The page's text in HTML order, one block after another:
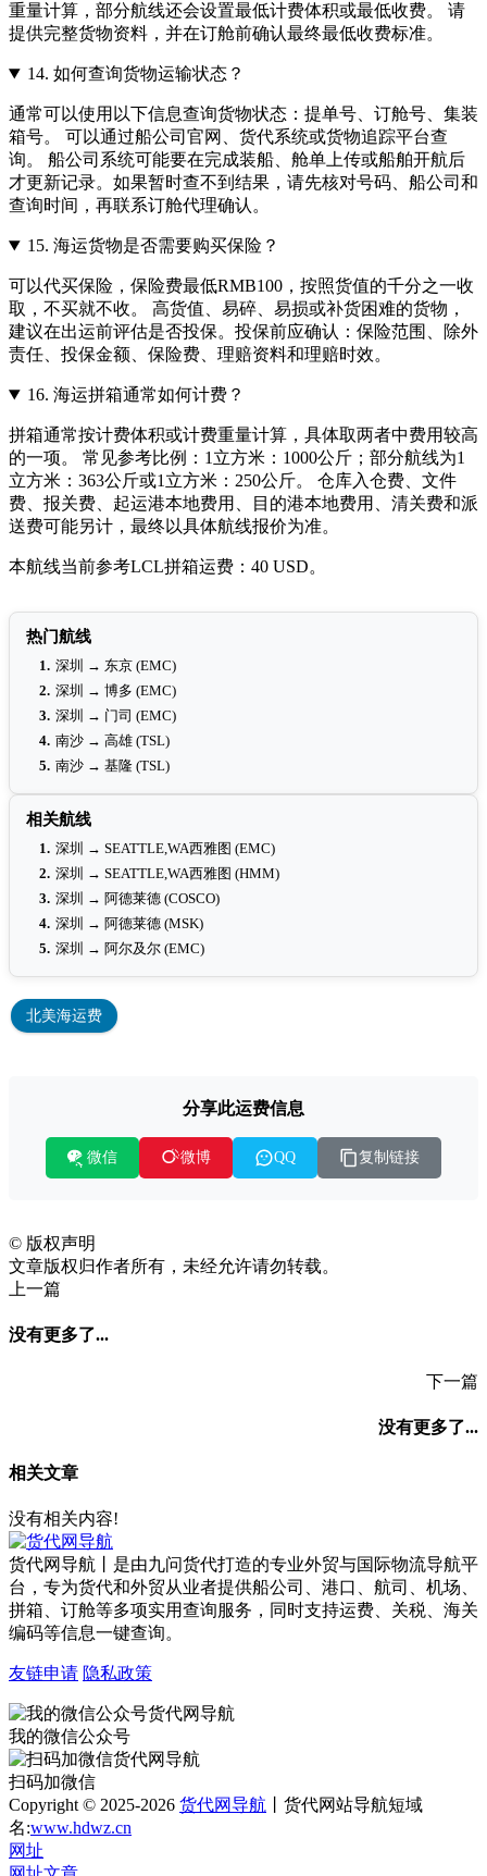
重量计算，部分航线还会设置最低计费体积或最低收费。 请
提供完整货物资料，并在订舱前确认最终最低收费标准。
14. 如何查询货物运输状态？
通常可以使用以下信息查询货物状态：提单号、订舱号、集装
箱号。 可以通过船公司官网、货代系统或货物追踪平台查
询。 船公司系统可能要在完成装船、舱单上传或船舶开航后
才更新记录。如果暂时查不到结果，请先核对号码、船公司和
查询时间，再联系订舱代理确认。
15. 海运货物是否需要购买保险？
可以代买保险，保险费最低RMB100，按照货值的千分之一收
取，不买就不收。 高货值、易碎、易损或补货困难的货物，
建议在出运前评估是否投保。投保前应确认：保险范围、除外
责任、投保金额、保险费、理赔资料和理赔时效。
16. 海运拼箱通常如何计费？
拼箱通常按计费体积或计费重量计算，具体取两者中费用较高
的一项。 常见参考比例：1立方米：1000公斤；部分航线为1
立方米：363公斤或1立方米：250公斤。 仓库入仓费、文件
费、报关费、起运港本地费用、目的港本地费用、清关费和派
送费可能另计，最终以具体航线报价为准。
本航线当前参考LCL拼箱运费：40 USD。
热门航线
1. 深圳 → 东京 (EMC)
2. 深圳 → 博多 (EMC)
3. 深圳 → 门司 (EMC)
4. 南沙 → 高雄 (TSL)
5. 南沙 → 基隆 (TSL)
相关航线
1. 深圳 → SEATTLE,WA西雅图 (EMC)
2. 深圳 → SEATTLE,WA西雅图 (HMM)
3. 深圳 → 阿德莱德 (COSCO)
4. 深圳 → 阿德莱德 (MSK)
5. 深圳 → 阿尔及尔 (EMC)
北美海运费
分享此运费信息
微信 微博 QQ 复制链接
© 版权声明
文章版权归作者所有，未经允许请勿转载。
上一篇
没有更多了...
下一篇
没有更多了...
相关文章
没有相关内容!
货代网导航丨是由九问货代打造的专业外贸与国际物流导航平
台，专为货代和外贸从业者提供船公司、港口、航司、机场、
拼箱、订舱等多项实用查询服务，同时支持运费、关税、海关
编码等信息一键查询。
友链申请 隐私政策
我的微信公众号
扫码加微信
Copyright © 2025-2026 货代网导航 丨货代网站导航短域
名:www.hdwz.cn
网址